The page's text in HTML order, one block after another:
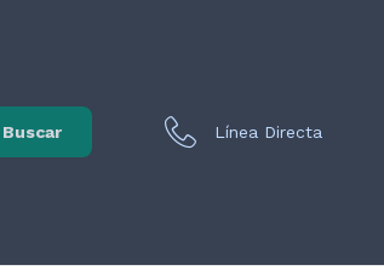
Buscar Línea Directa